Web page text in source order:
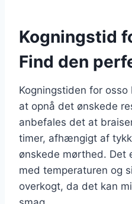
Kogningstid
Find den
Kogningstiden for
at opnå det ønskede
anbefales det at
timer, afhængigt af
ønskede mørthed. Det
med temperaturen og
overkogt, da det kan